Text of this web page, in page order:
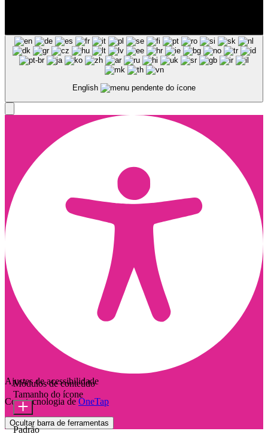
English
Ajustes de acessibilidade
Com tecnologia de OneTap
Ocultar barra de ferramentas
Módulos de conteúdo
Tamanho do ícone
Padrão